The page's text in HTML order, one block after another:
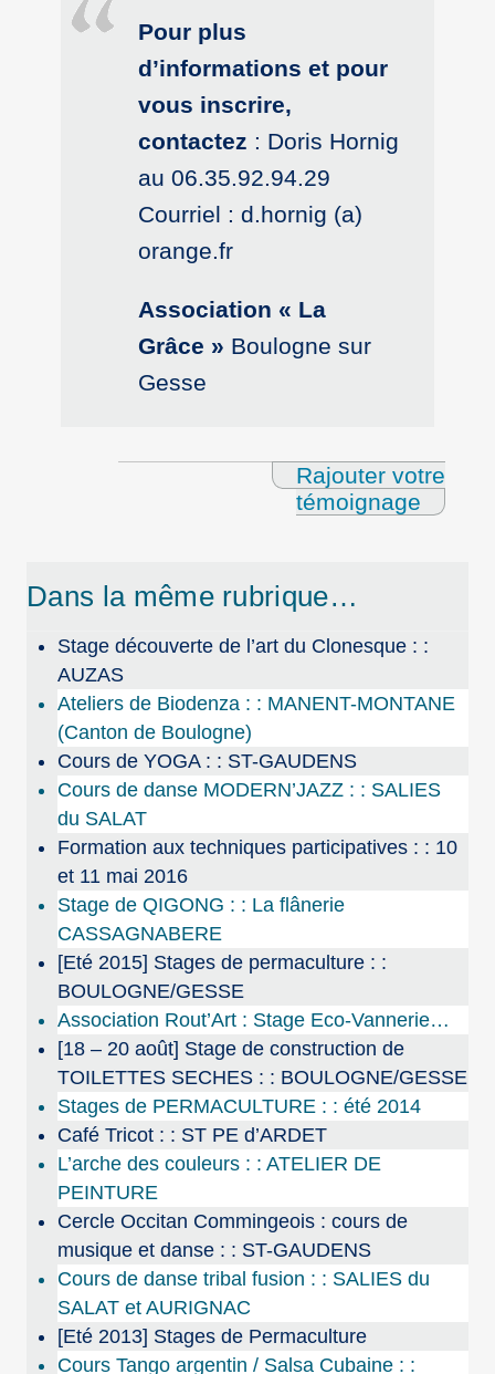
Pour plus
d’informations et pour
vous inscrire,
contactez : Doris Hornig
au 06.35.92.94.29
Courriel : d.hornig (a)
orange.fr
Association « La
Grâce » Boulogne sur
Gesse
Rajouter votre
témoignage
Dans la même rubrique…
Stage découverte de l’art du Clonesque : :
AUZAS
Ateliers de Biodenza : : MANENT-MONTANE
(Canton de Boulogne)
Cours de YOGA : : ST-GAUDENS
Cours de danse MODERN’JAZZ : : SALIES
du SALAT
Formation aux techniques participatives : : 10
et 11 mai 2016
Stage de QIGONG : : La flânerie
CASSAGNABERE
[Eté 2015] Stages de permaculture : :
BOULOGNE/GESSE
Association Rout’Art : Stage Eco-Vannerie…
[18 – 20 août] Stage de construction de
TOILETTES SECHES : : BOULOGNE/GESSE
Stages de PERMACULTURE : : été 2014
Café Tricot : : ST PE d’ARDET
L’arche des couleurs : : ATELIER DE
PEINTURE
Cercle Occitan Commingeois : cours de
musique et danse : : ST-GAUDENS
Cours de danse tribal fusion : : SALIES du
SALAT et AURIGNAC
[Eté 2013] Stages de Permaculture
Cours Tango argentin / Salsa Cubaine : :